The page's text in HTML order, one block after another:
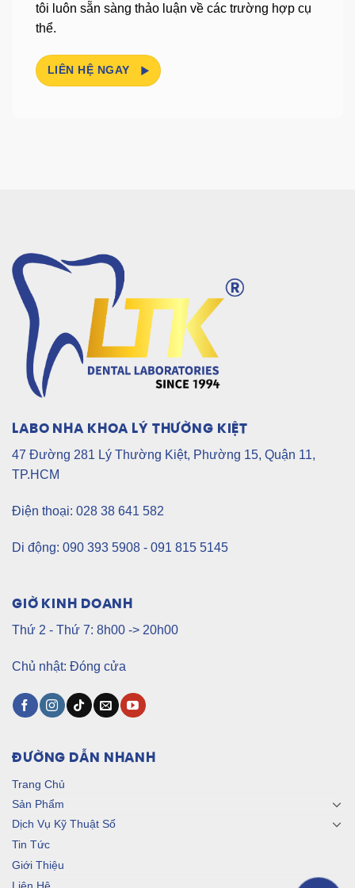
tôi luôn sẵn sàng thảo luận về các trường hợp cụ
thể.
LIÊN HỆ NGAY
LABO NHA KHOA LÝ THƯỜNG KIỆT
47 Đường 281 Lý Thường Kiệt, Phường 15, Quận 11,
TP.HCM
Điện thoại: 028 38 641 582
Di động: 090 393 5908 - 091 815 5145
GIỜ KINH DOANH
Thứ 2 - Thứ 7: 8h00 -> 20h00
Chủ nhật: Đóng cửa
ĐƯỜNG DẪN NHANH
Trang Chủ
Sản Phẩm
Dịch Vụ Kỹ Thuật Số
Tin Tức
Giới Thiệu
Liên Hệ